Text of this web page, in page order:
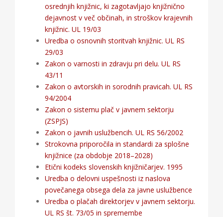
osrednjih knjižnic, ki zagotavljajo knjižnično
dejavnost v več občinah, in stroškov krajevnih
knjižnic. UL 19/03
Uredba o osnovnih storitvah knjižnic. UL RS
29/03
Zakon o varnosti in zdravju pri delu. UL RS
43/11
Zakon o avtorskih in sorodnih pravicah. UL RS
94/2004
Zakon o sistemu plač v javnem sektorju
(ZSPJS)
Zakon o javnih uslužbencih. UL RS 56/2002
Strokovna priporočila in standardi za splošne
knjižnice (za obdobje 2018–2028)
Etični kodeks slovenskih knjižničarjev. 1995
Uredba o delovni uspešnosti iz naslova
povečanega obsega dela za javne uslužbence
Uredba o plačah direktorjev v javnem sektorju.
UL RS št. 73/05 in spremembe